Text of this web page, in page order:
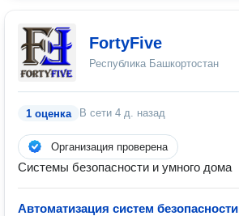
FortyFive
Республика Башкортостан
1 оценка В сети 4 д. назад
Организация проверена
Системы безопасности и умного дома
Автоматизация систем безопасности